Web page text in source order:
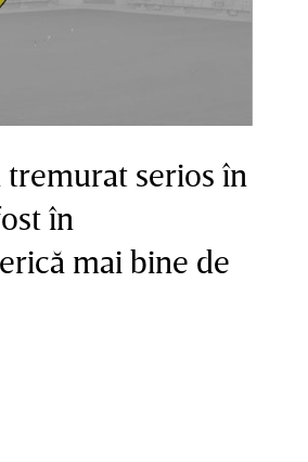
tremurat serios în
în
mai bine de